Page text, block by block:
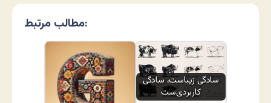
مطالب مرتبط:
سادگی زیباست، سادگی
کاربردی‌ست